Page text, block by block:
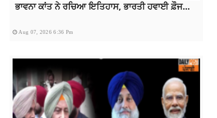
ਭਾਵਨਾ ਕਾਂਤ ਨੇ ਰਚਿਆ ਇਤਿਹਾਸ, ਭਾਰਤੀ ਹਵਾਈ ਫ਼ੌਜ...
Aug 07, 2026 6:36 Pm